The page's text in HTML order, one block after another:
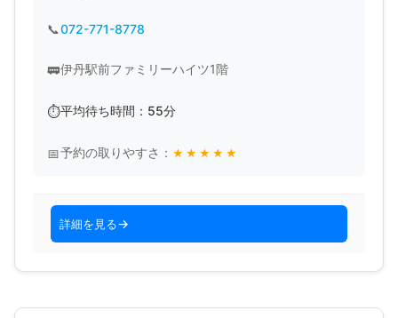
072-771-8778
伊丹駅前ファミリーハイツ1階
平均待ち時間：55分
予約の取りやすさ： ★ ★ ★ ★ ★
詳細を見る